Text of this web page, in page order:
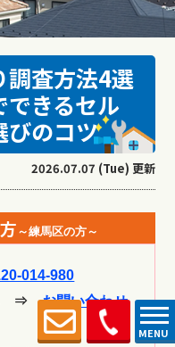
MENU
調査方法4選
できるセル
びのコツ
2026.07.07 (Tue) 更新
～練馬区の方～
014-980
み ⇒お問い合わせ